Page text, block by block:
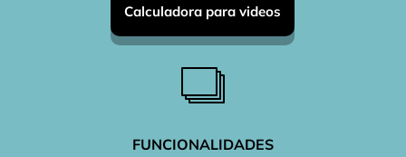
Calculadora para videos
FUNCIONALIDADES